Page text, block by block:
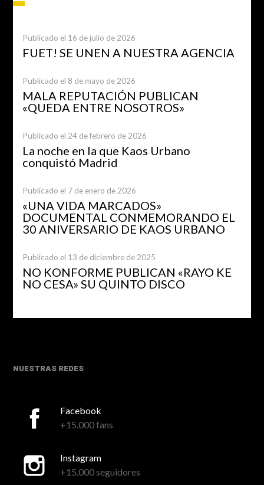
Publicado el 16 de julio de 2026
FUET! SE UNEN A NUESTRA AGENCIA
Publicado el 8 de mayo de 2026
MALA REPUTACIÓN PUBLICAN
«QUEDA ENTRE NOSOTROS»
Publicado el 24 de febrero de 2026
La noche en la que Kaos Urbano
conquistó Madrid
Publicado el 7 de enero de 2026
«UNA VIDA MARCADOS»
DOCUMENTAL CONMEMORANDO EL
30 ANIVERSARIO DE KAOS URBANO
Publicado el 13 de diciembre de 2025
NO KONFORME PUBLICAN «RAYO KE
NO CESA» SU QUINTO DISCO
NUESTRAS REDES
Facebook
+15.000 fans
Instagram
+15.000 seguidores